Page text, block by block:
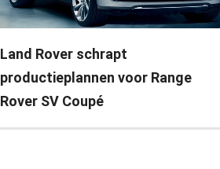
Land Rover schrapt
productieplannen voor Range
Rover SV Coupé